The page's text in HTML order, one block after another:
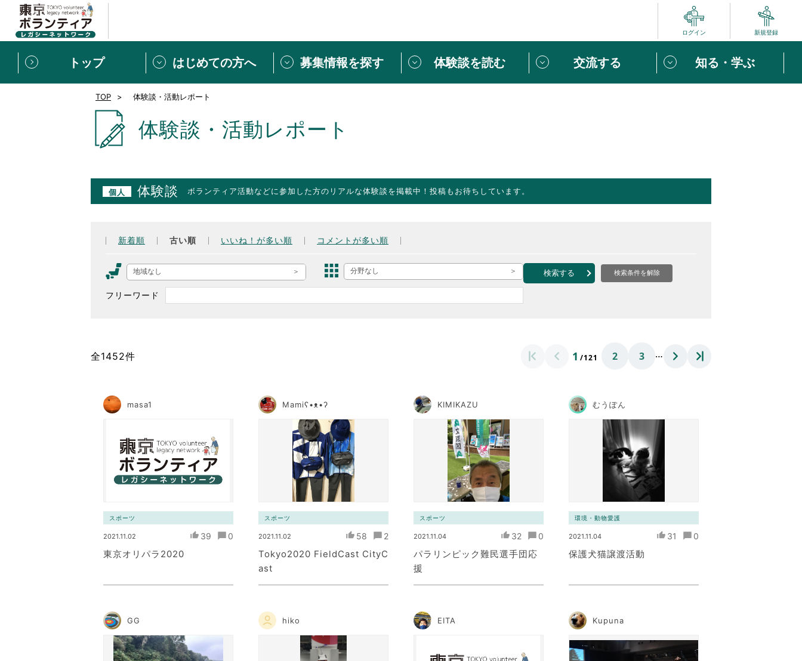
ログイン 新規登録
トップ はじめての方へ
新規登録 ボランティアをしたい方は「個人ユーザー登録」
東京ボランティアレガシーネットワークとは ボランティアはじめての方へ
ボランティア みんなのVOICE
募集情報を探す
募集情報
体験談を読む
[個人] 体験談
交流する
ボランティアの広場
知る・学ぶ
新着記事一覧
スペシャルインタビュー
ボランティアはじめの一歩
東京2020大会の軌跡 ボランティア関連ニュース（外部記事）
TOP 体験談・活動レポート
体験談・活動レポート
個人 体験談 ボランティア活動などに参加した方のリアルな体験談を掲載中！投稿もお待ちしています。
新着順 古い順 いいね！が多い順 コメントが多い順
地域なし 分野なし
フリーワード
検索する 検索条件を解除
全1452件 1 /121 2 3 …
masa1
スポーツ
2021.11.02 39 0
東京オリパラ2020
Mamiʕ•ᴥ•ʔ
スポーツ
2021.11.02 58 2
Tokyo2020 FieldCast CityC
ast
KIMIKAZU
スポーツ
2021.11.04 32 0
パラリンピック難民選手団応
援
むうぽん
環境・動物愛護
2021.11.04 31 0
保護犬猫譲渡活動
GG hiko EITA Kupuna